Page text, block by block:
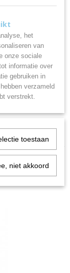
ontworpen
voor een goede
sterkte en
het
van
onze sociale
informatie over
gebruiken in
verzameld
verstrekt.
toestaan
niet akkoord